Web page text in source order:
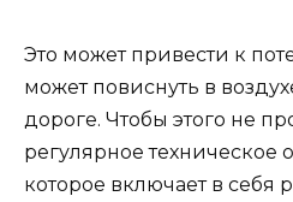
Это может привести к
может повиснуть в
дороге. Чтобы этого не
регулярное техническое
которое включает в себя